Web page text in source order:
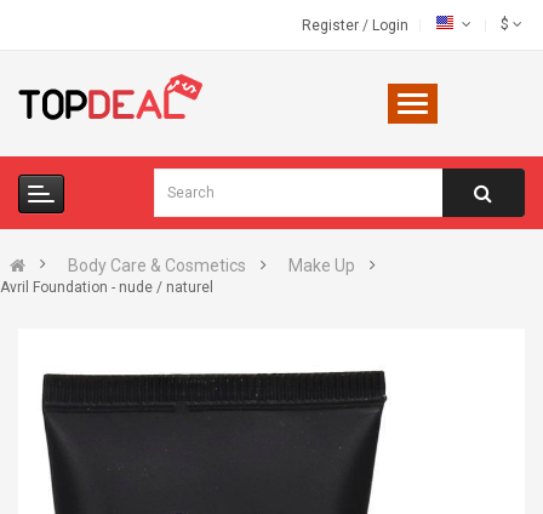
Register / Login $
Body Care & Cosmetics Make Up
Avril Foundation - nude / naturel